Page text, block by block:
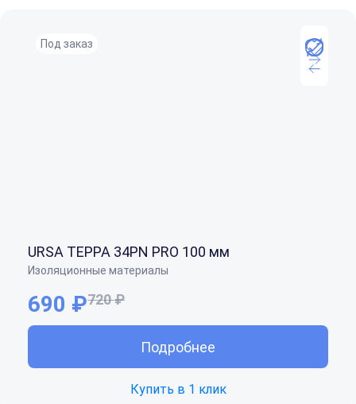
Под заказ
URSA ТЕРРА 34PN PRO 100 мм
Изоляционные материалы
690 ₽720 ₽
Подробнее
Купить в 1 клик